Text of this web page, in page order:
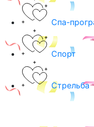
Спа-
Спорт
Стрельба